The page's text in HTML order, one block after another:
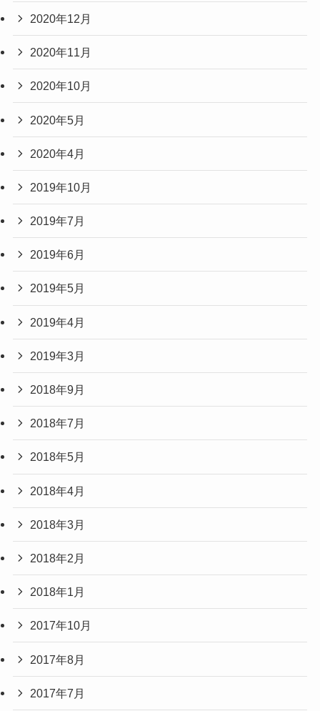
2020年12月
2020年11月
2020年10月
2020年5月
2020年4月
2019年10月
2019年7月
2019年6月
2019年5月
2019年4月
2019年3月
2018年9月
2018年7月
2018年5月
2018年4月
2018年3月
2018年2月
2018年1月
2017年10月
2017年8月
2017年7月